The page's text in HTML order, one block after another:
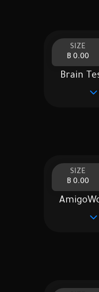
SIZE
0.00 B
SIZE
0.00 B